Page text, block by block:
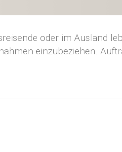
oder im Ausland
einzubeziehen.